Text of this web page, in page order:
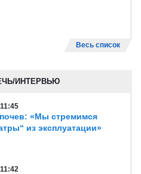
Весь список
ИНТЕРВЬЮ
11:45
«Мы стремимся
из эксплуатации»
11:42